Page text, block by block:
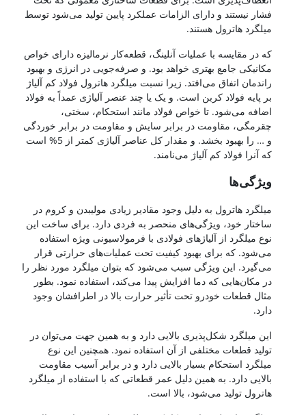
فشار نیستند و دارای الزامات عملکرد پایین تولید می‌شود توسط
میلگرد هاترول هستند.
که در مقایسه با عملیات آنلینگ، قطعه‌کار نرمالیزه دارای خواص
مکانیکی جامع بهتری خواهد بود. و صرفه‌جویی در انرژی و بهبود
راندمان اتفاق می‌افتد. زیرا نسبت میلگرد هاترول فولاد کم آلیاژ
بر پایه فولاد کربن است. و یک یا چند عنصر آلیاژی عمداً به فولاد
اضافه می‌شود. تا خواص فولاد مانند استحکام، سختی،
چقرمگی، مقاومت در برابر سایش و مقاومت در برابر خوردگی
و … را بهبود بخشد. و مقدار کل عناصر آلیاژی کمتر از 5% است
که آنرا فولاد کم آلیاژ می‌نامند.
ویژگی‌ها
میلگرد هاترول به دلیل وجود مقادیر زیادی مولیبدن و کروم در
ساختار خود، ویژگی‌های منحصر به فردی دارد. برای ساخت این
نوع میلگرد از آلیاژهای فولادی با فرمولاسیونی ویژه استفاده
می‌شود. که برای بهبود کیفیت تحت عملیات‌های حرارتی قرار
می‌گیرد. این ویژگی سبب می‌شود که بتوان میلگرد مورد نظر را
در مکان‌هایی که دما افزایش پیدا می‌کند، استفاده نمود. بطور
مثال قطعات خودرو تحت تأثیر حرارت بالا در اطرافشان وجود
دارد.
این میلگرد شکل‌پذیری بالایی دارد و به همین جهت می‌توان در
تولید قطعات مختلفی از آن استفاده نمود. همچنین این نوع
میلگرد استحکام بسیار بالایی دارد و در برابر آسیب مقاومت
بالایی دارد. به همین دلیل عمر قطعاتی که با استفاده از میلگرد
هاترول تولید می‌شود، بالا است.